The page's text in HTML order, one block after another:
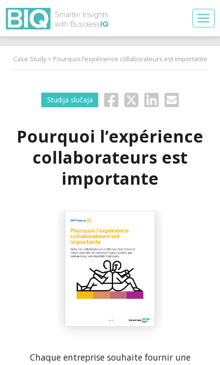
Case Study> Pourquoi l’expérience collaborateurs est importante
Studija slučaja
Pourquoi l’expérience
collaborateurs est
importante
Chaque entreprise souhaite fournir une